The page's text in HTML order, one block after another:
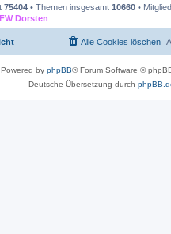
75404 • Themen insgesamt 10660 •
FW Dorsten
Alle Cookies löschen
Powered by phpBB® Forum Software ©
Deutsche Übersetzung durch